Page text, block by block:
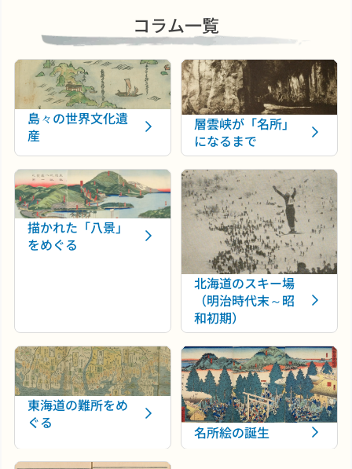
コラム一覧
島々の世界文化遺
産
層雲峡が「名所」
になるまで
描かれた「八景」
をめぐる
北海道のスキー場
（明治時代末～昭
和初期）
東海道の難所をめ
ぐる
名所絵の誕生